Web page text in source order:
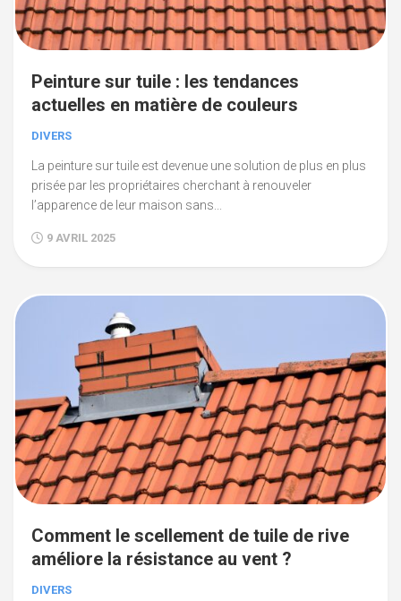
Peinture sur tuile : les tendances
actuelles en matière de couleurs
DIVERS
La peinture sur tuile est devenue une solution de plus en plus
prisée par les propriétaires cherchant à renouveler
l’apparence de leur maison sans...
9 AVRIL 2025
Comment le scellement de tuile de rive
améliore la résistance au vent ?
DIVERS